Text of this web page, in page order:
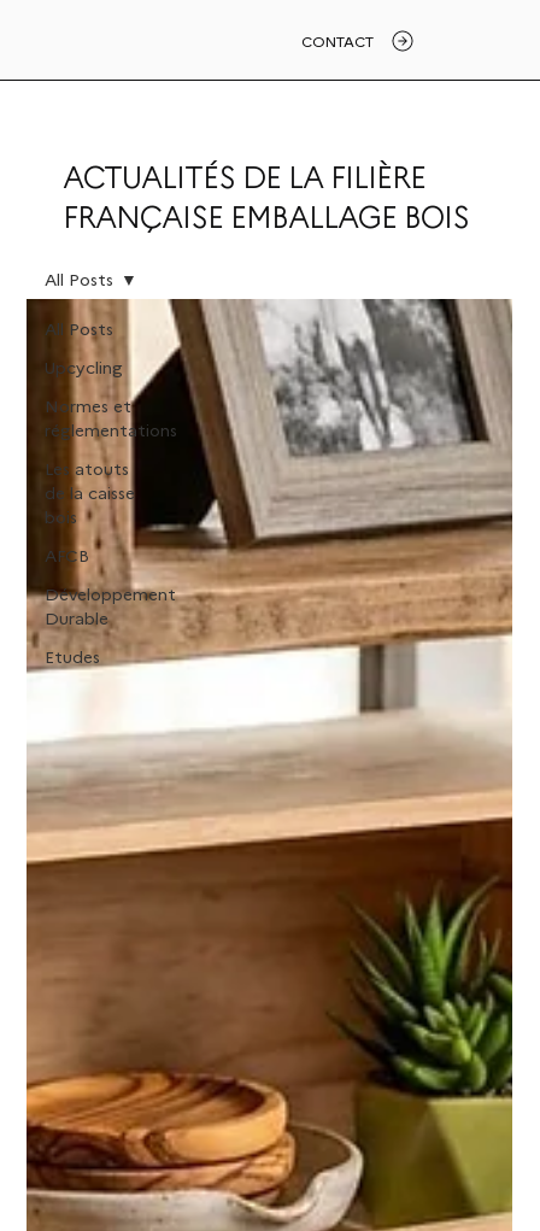
CONTACT
ACTUALITÉS DE LA FILIÈRE
FRANÇAISE EMBALLAGE BOIS
All Posts
Upcycling
Normes et
réglementations
Les atouts
de la caisse
bois
AFCB
Développement
Durable
Etudes
All Posts